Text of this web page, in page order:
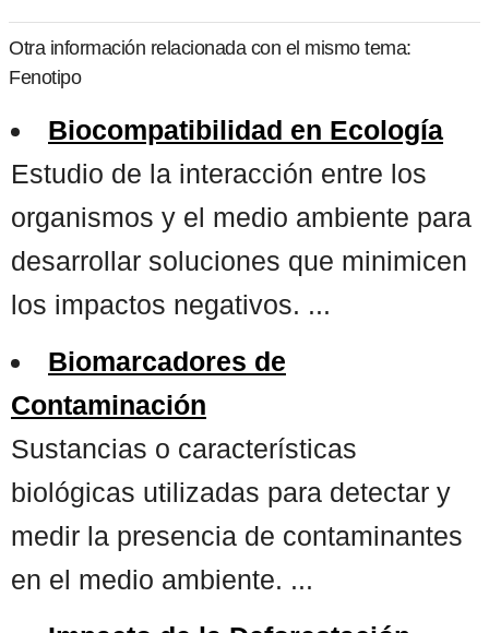
Otra información relacionada con el mismo tema:
Fenotipo
Biocompatibilidad en Ecología
Estudio de la interacción entre los
organismos y el medio ambiente para
desarrollar soluciones que minimicen
los impactos negativos. ...
Biomarcadores de
Contaminación
Sustancias o características
biológicas utilizadas para detectar y
medir la presencia de contaminantes
en el medio ambiente. ...